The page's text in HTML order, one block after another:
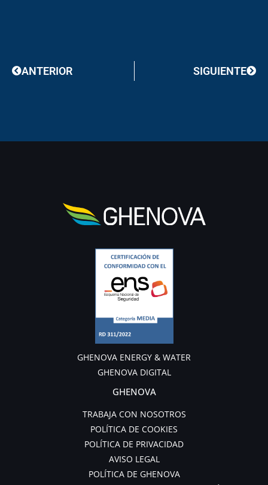
ANTERIOR SIGUIENTE
GHENOVA ENERGY & WATER
GHENOVA DIGITAL
GHENOVA
TRABAJA CON NOSOTROS
POLÍTICA DE COOKIES
POLÍTICA DE PRIVACIDAD
AVISO LEGAL
POLÍTICA DE GHENOVA